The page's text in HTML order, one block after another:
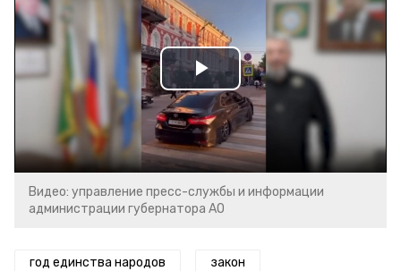
Play
Video
Видео: управление пресс-службы и информации
администрации губернатора АО
год единства народов закон